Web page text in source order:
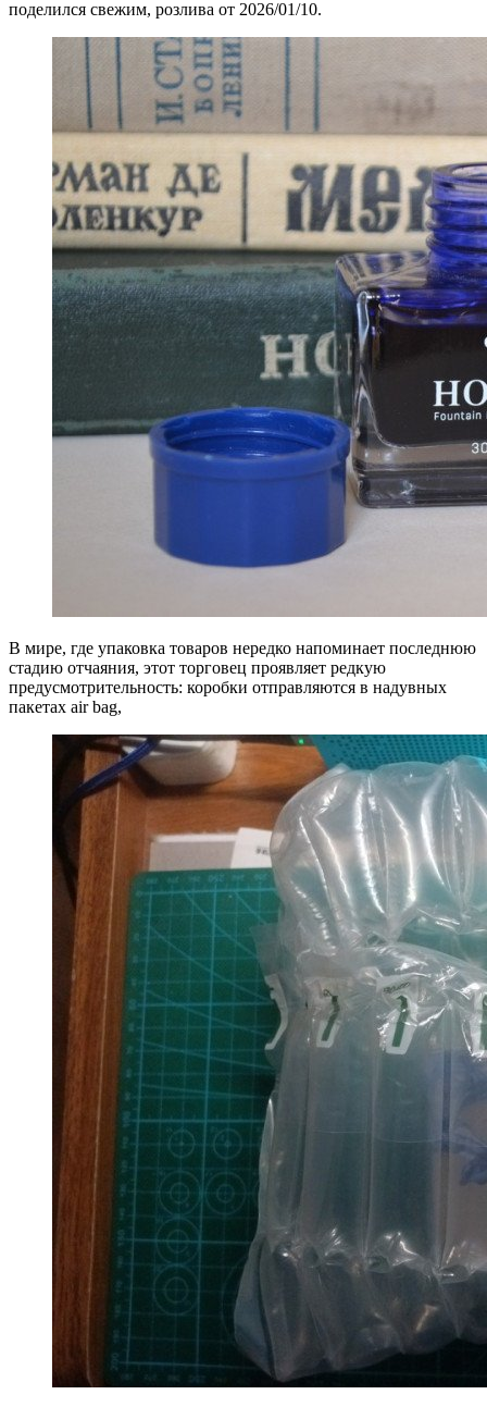
поделился свежим, розлива от 2026/01/10.
В мире, где упаковка товаров нередко напоминает последнюю
стадию отчаяния, этот торговец проявляет редкую
предусмотрительность: коробки отправляются в надувных
пакетах air bag,